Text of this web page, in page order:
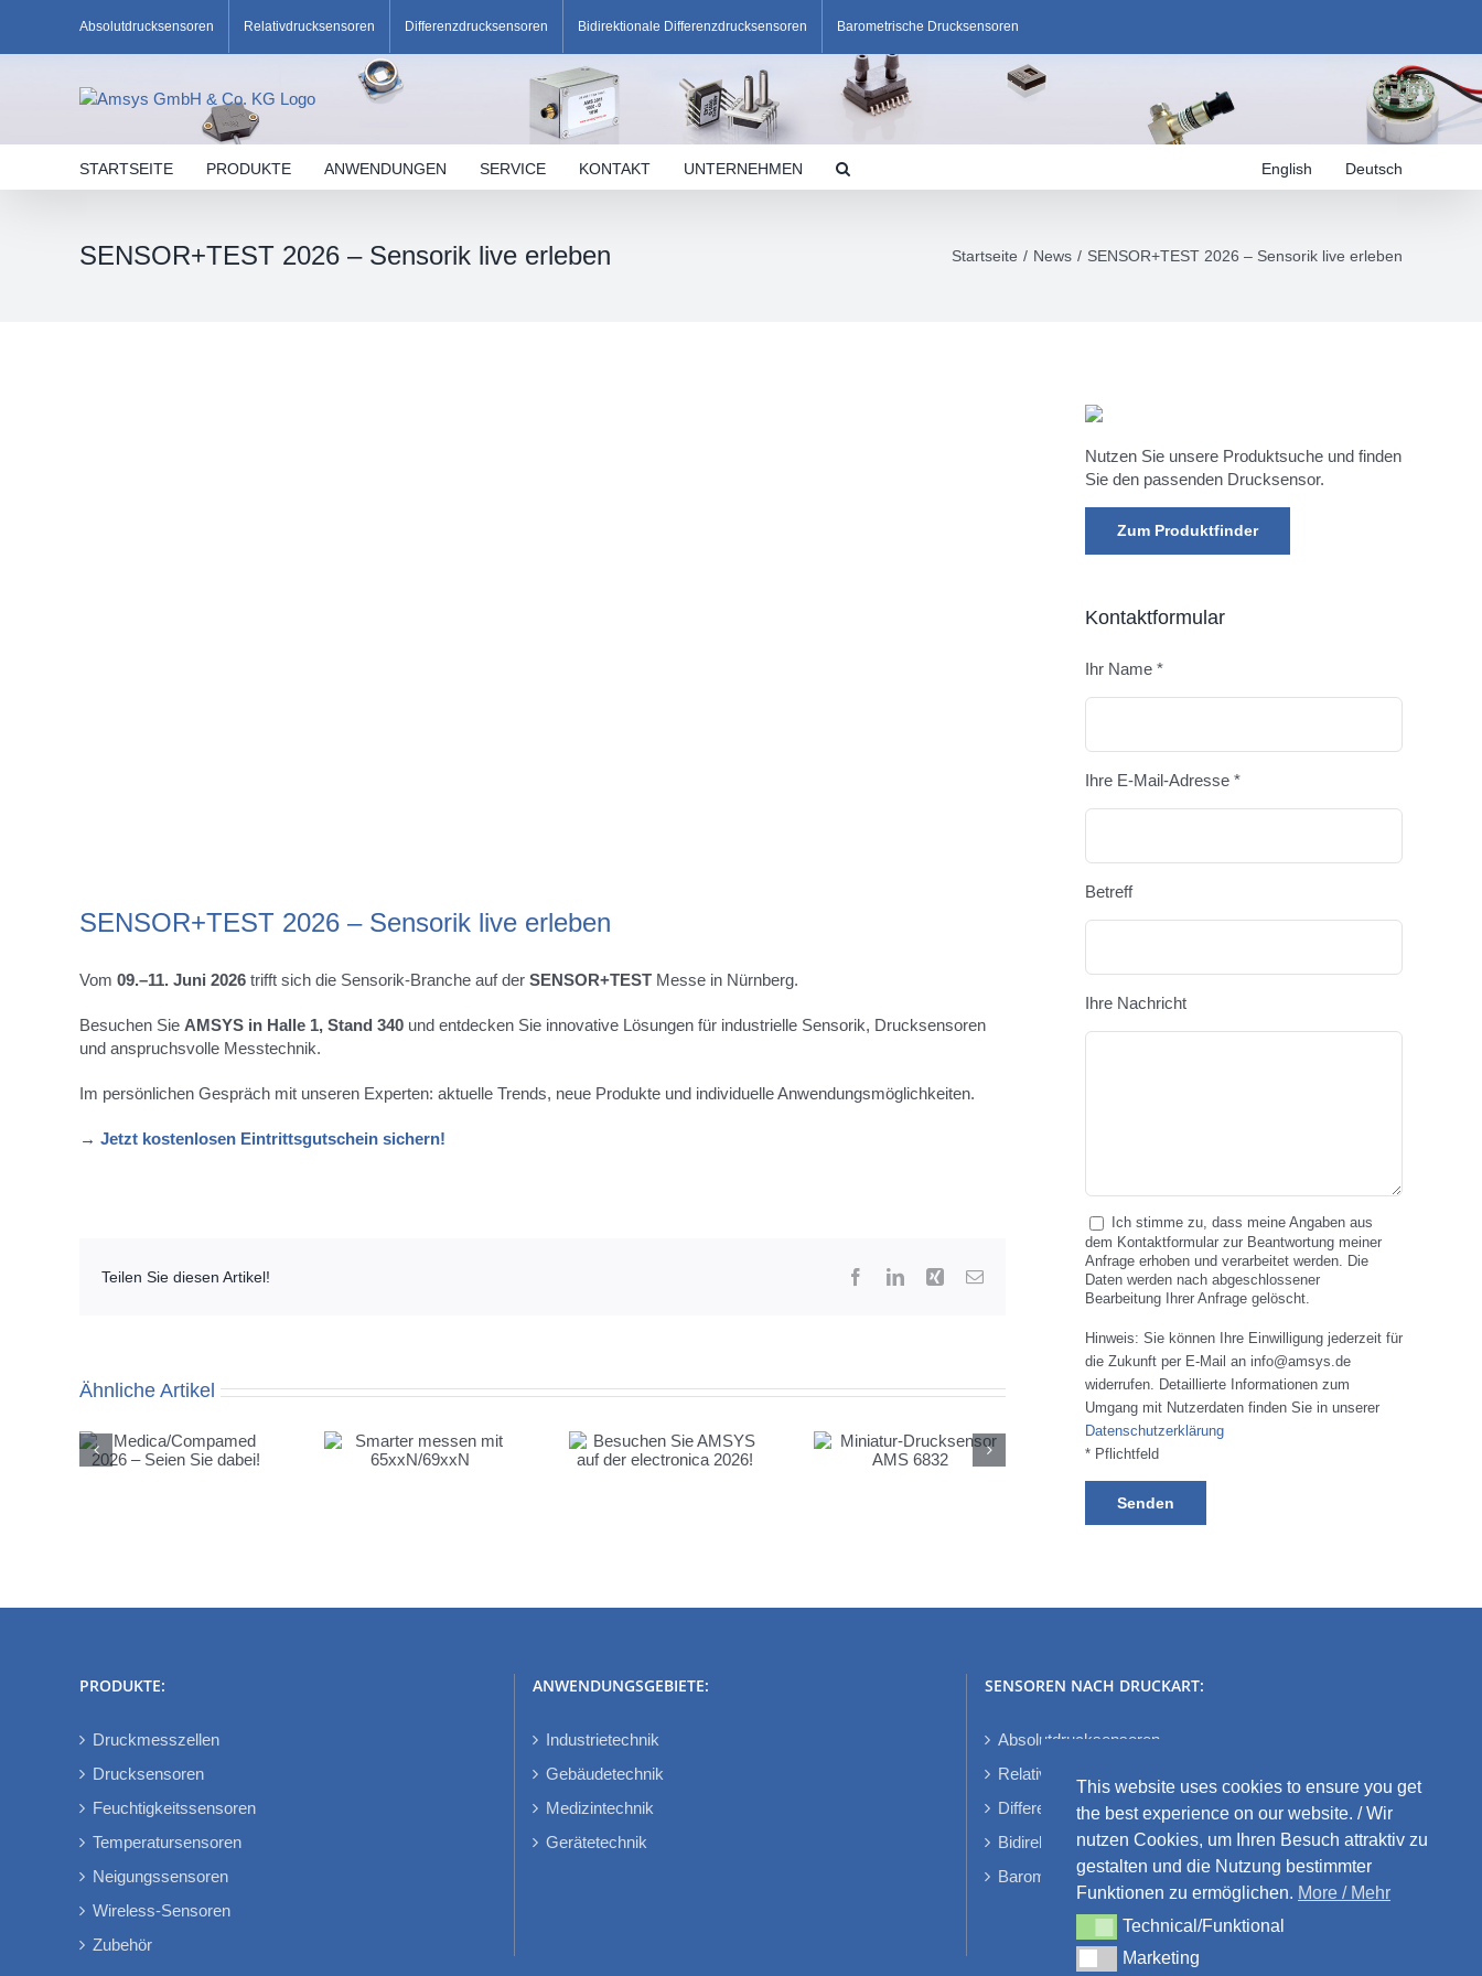
content
Absolutdrucksensoren Relativdrucksensoren Differenzdrucksensoren Bidirektionale Differenzdrucksensoren Barometrische Drucksensoren
STARTSEITE PRODUKTE ANWENDUNGEN SERVICE KONTAKT UNTERNEHMEN Deutsch
English
SENSOR+TEST 2026 – Sensorik live erleben Startseite News SENSOR+TEST 2026 – Sensorik live erleben
SENSOR+TEST 2026 – Sensorik live erleben
Vom 09.–11. Juni 2026trifft sich die Sensorik-Branche auf der SENSOR+TESTMesse in Nürnberg.
Besuchen Sie AMSYS in Halle 1, Stand 340und entdecken Sie innovative Lösungen für industrielle Sensorik, Drucksensoren
und anspruchsvolle Messtechnik.
Im persönlichen Gespräch mit unseren Experten: aktuelle Trends, neue Produkte und individuelle Anwendungsmöglichkeiten.
→ Jetzt kostenlosen Eintrittsgutschein sichern!
Teilen Sie diesen Artikel! FacebookLinkedIn
Xing E-
Ähnliche Artikel
Smarter messen mit
Besuchen Sie
Miniatur-Drucksensor
Nutzen Sie unsere Produktsuche und finden
Sie den passenden Drucksensor.
Zum Produktfinder
Kontaktformular
Ihr Name *
Ihre E-Mail-Adresse *
Betreff
Ihre Nachricht
Ich stimme zu, dass meine Angaben aus
dem Kontaktformular zur Beantwortung meiner
Anfrage erhoben und verarbeitet werden. Die
Daten werden nach abgeschlossener
Bearbeitung Ihrer Anfrage gelöscht.
Hinweis: Sie können Ihre Einwilligung jederzeit für
die Zukunft per E-Mail an info@amsys.de
widerrufen. Detaillierte Informationen zum
Umgang mit Nutzerdaten finden Sie in unserer
Datenschutzerklärung
* Pflichtfeld
PRODUKTE:
Druckmesszellen
Drucksensoren
Feuchtigkeitssensoren
Temperatursensoren
Neigungssensoren
Wireless-Sensoren
Zubehör
ANWENDUNGSGEBIETE:
Industrietechnik
Gebäudetechnik
Medizintechnik
Gerätetechnik
SENSOREN NACH DRUCKART:
Absolutdrucksensoren
Relativdrucksensoren
Differenzdrucksensoren
Bidirektionale Differenzdrucksensoren
Barometrische Drucksensoren
This website uses cookies to ensure you get
the best experience on our website. / Wir
nutzen Cookies, um Ihren Besuch attraktiv zu
gestalten und die Nutzung bestimmter
Funktionen zu ermöglichen. More / Mehr
Technical/Funktional
Technical/Funktional
MarketingMarketing